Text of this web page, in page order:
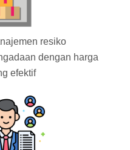
resiko
dengan harga
efektif